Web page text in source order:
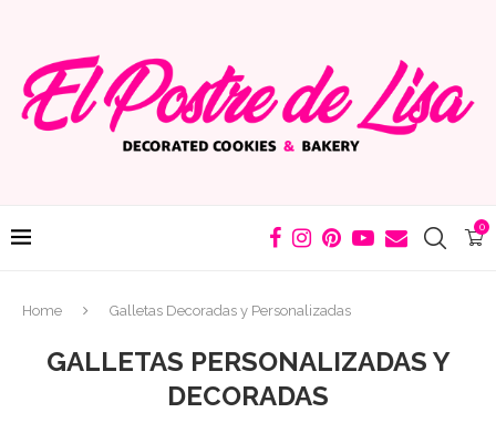
0
Home Galletas Decoradas y Personalizadas
GALLETAS PERSONALIZADAS Y
DECORADAS